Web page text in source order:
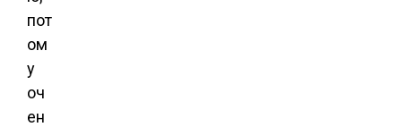
пот
ом
у
оч
ен